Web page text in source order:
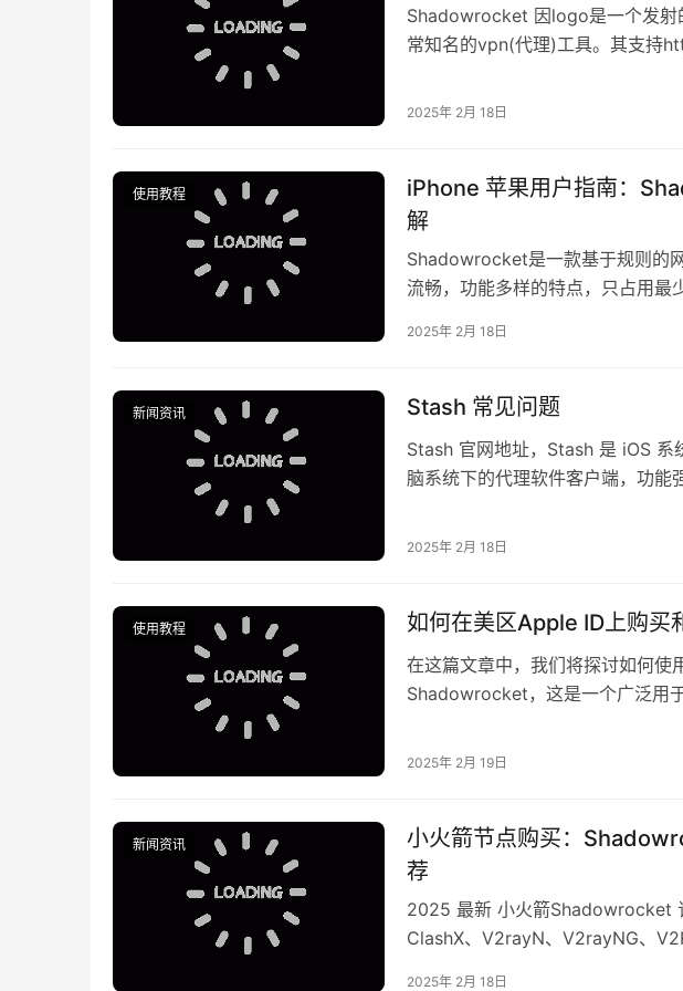
Shadowrocket 因logo是一个发射
常知名的vpn(代理)工具。其支
2025年 2月 18日
使用教程
iPhone 苹果用户指南：
解
Shadowrocket是一款基于规则的
流畅，功能多样的特点，只占用最
2025年 2月 18日
新闻资讯 Stash 常见问题
Stash 官网地址，Stash 是 iOS
脑系统下的代理软件客户端，功能
2025年 2月 18日
使用教程 如何在美区Apple ID上购
在这篇文章中，我们将探讨如何使
Shadowrocket，这是一个广泛用
2025年 2月 19日
新闻资讯
小火箭节点购买：
荐
2025 最新 小火箭Shadowrocket
ClashX、V2rayN、V2rayNG、
2025年 2月 18日